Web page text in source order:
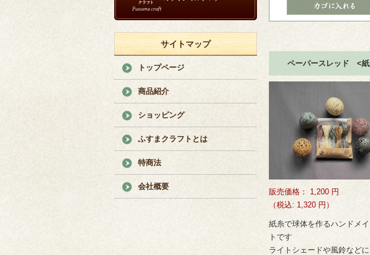
サイトマップ
トップページ
商品紹介
ショッピング
ふすまクラフトとは
特商法
会社概要
ペーパースレッド <紙
販売価格： 1,200 円
（税込: 1,320 円）
紙糸で球体を作るハンドメ
トです
ライトシェードや風鈴など